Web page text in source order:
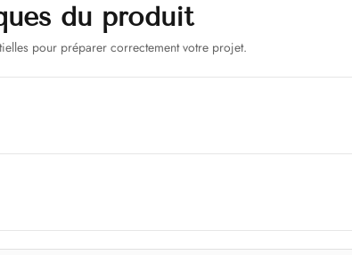
du produit
pour préparer correctement votre projet.